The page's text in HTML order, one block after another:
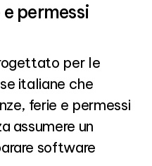
permessi
per le
italiane che
ferie e permessi
assumere un
software